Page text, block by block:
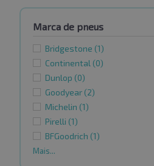
Marca de pneus
Bridgestone (1)
Continental (0)
Dunlop (0)
Goodyear (2)
Michelin (1)
Pirelli (1)
BFGoodrich (1)
Mais...